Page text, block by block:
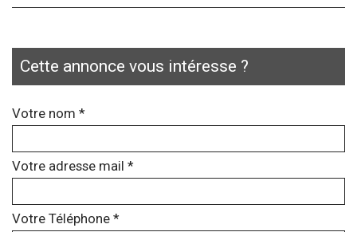
cette annonce vous intéresse ?
Votre nom *
Votre adresse mail *
Votre Téléphone *